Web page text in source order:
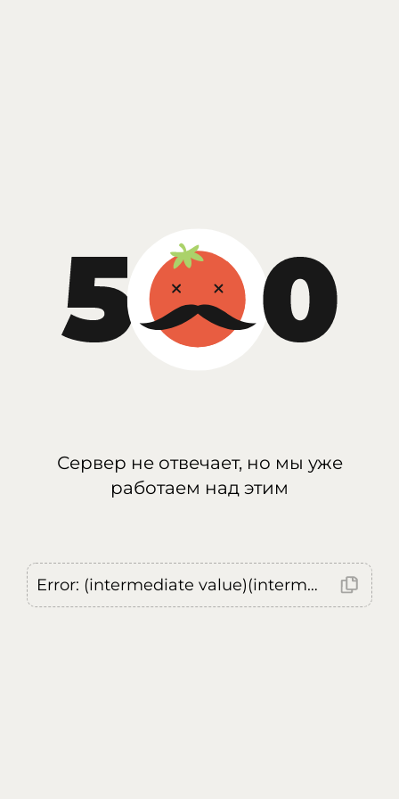
Сервер не отвечает, но мы уже
работаем над этим
Error: (intermediate value)(intermediate value)(intermediate value).replaceAll is not a function